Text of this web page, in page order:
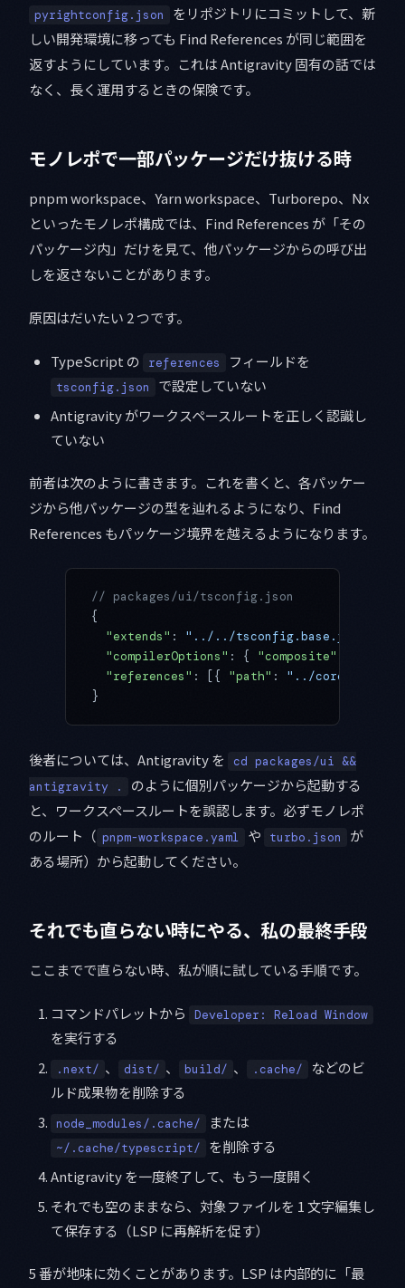
pyrightconfig.json
をリポジトリにコミットして、新
しい開発環境に移っても Find References が同じ範囲を
返すようにしています。これは Antigravity 固有の話では
なく、長く運用するときの保険です。
モノレポで一部パッケージだけ抜ける時
pnpm workspace、Yarn workspace、Turborepo、Nx
といったモノレポ構成では、Find References が「その
パッケージ内」だけを見て、他パッケージからの呼び出
しを返さないことがあります。
原因はだいたい 2 つです。
TypeScript の references フィールドを
tsconfig.json
で設定していない
Antigravity がワークスペースルートを正しく認識し
ていない
前者は次のように書きます。これを書くと、各パッケー
ジから他パッケージの型を辿れるようになり、Find
References もパッケージ境界を越えるようになります。
// packages/ui/tsconfig.json
{
  "extends"
: "../../tsconfig.base.json"
  "compilerOptions"
: { "composite"
  "references"
: [{ "path" : "../core"
}
後者については、Antigravity を
cd packages/ui &&
antigravity .
のように個別パッケージから起動する
と、ワークスペースルートを誤認します。必ずモノレポ
のルート（ pnpm-workspace.yaml や turbo.json
が
ある場所）から起動してください。
それでも直らない時にやる、私の最終手段
ここまでで直らない時、私が順に試している手順です。
コマンドパレットから Developer: Reload Window
を実行する
.next/ 、 dist/ 、 build/ 、 .cache/
などのビ
ルド成果物を削除する
node_modules/.cache/ または
~/.cache/typescript/
を削除する
Antigravity を一度終了して、もう一度開く
それでも空のままなら、対象ファイルを 1 文字編集し
て保存する（LSP に再解析を促す）
5 番が地味に効くことがあります。LSP は内部的に「最